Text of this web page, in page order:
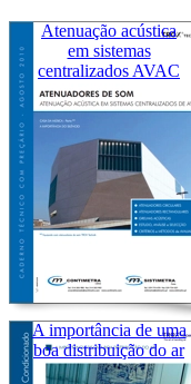
Atenuação acústica
em sistemas
centralizados AVAC
A importância de uma
boa distribuição do ar